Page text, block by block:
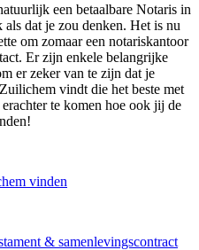
een betaalbare Notaris in
dat je zou denken. Het is nu
om zomaar een notariskantoor
Er zijn enkele belangrijke
er zeker van te zijn dat je
vindt die het beste met
te komen hoe ook jij de
vinden
& samenlevingscontract